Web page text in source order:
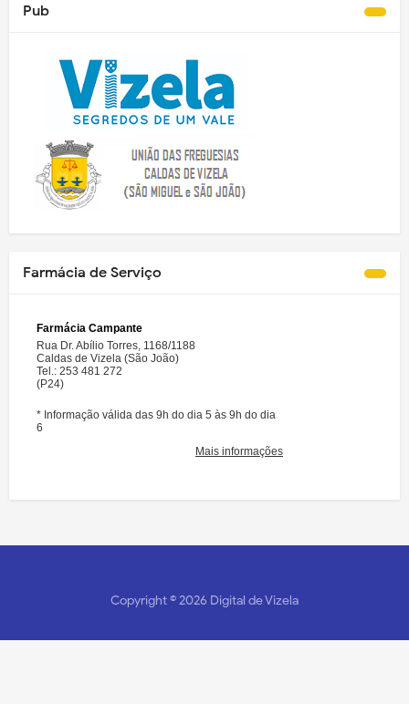
Pub
Farmácia de Serviço
Copyright ©2026 Digital de Vizela